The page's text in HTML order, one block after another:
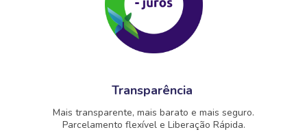
Transparência
Mais transparente, mais barato e mais seguro.
Parcelamento flexível e Liberação Rápida.